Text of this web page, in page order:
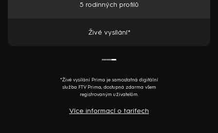
5 rodinných profilů
Živé vysílání*
*Živé vysílání Prima je samostatná digitální
služba FTV Prima, dostupná zdarma všem
registrovaným uživatelům.
Více informací o tarifech